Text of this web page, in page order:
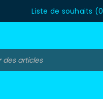
Liste de souhaits (0